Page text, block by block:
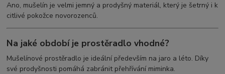
Ano, mušelín je velmi jemný a prodyšný materiál, který je šetrný i k
citlivé pokožce novorozenců.
Na jaké období je prostěradlo vhodné?
Mušelínové prostěradlo je ideální především na jaro a léto. Díky
své prodyšnosti pomáhá zabránit přehřívání miminka.